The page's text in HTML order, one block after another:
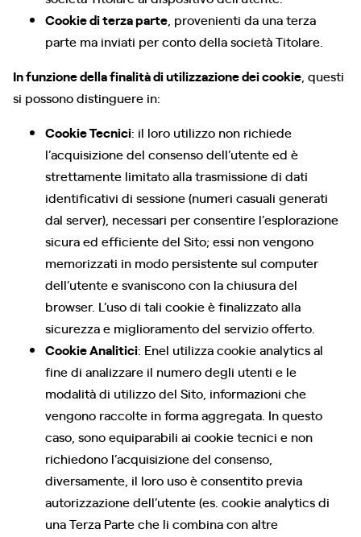
Cookie di terza parte , provenienti da una terza
parte ma inviati per conto della società Titolare.
In funzione della finalità di utilizzazione dei cookie , questi
si possono distinguere in:
Cookie Tecnici: il loro utilizzo non richiede
l’acquisizione del consenso dell’utente ed è
strettamente limitato alla trasmissione di dati
identificativi di sessione (numeri casuali generati
dal server), necessari per consentire l’esplorazione
sicura ed efficiente del Sito; essi non vengono
memorizzati in modo persistente sul computer
dell’utente e svaniscono con la chiusura del
browser. L’uso di tali cookie è finalizzato alla
sicurezza e miglioramento del servizio offerto.
Cookie Analitici: Enel utilizza cookie analytics al
fine di analizzare il numero degli utenti e le
modalità di utilizzo del Sito, informazioni che
vengono raccolte in forma aggregata. In questo
caso, sono equiparabili ai cookie tecnici e non
richiedono l’acquisizione del consenso,
diversamente, il loro uso è consentito previa
autorizzazione dell’utente (es. cookie analytics di
una Terza Parte che li combina con altre